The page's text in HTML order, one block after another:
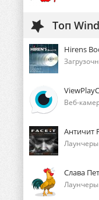
Топ
Hirens
Веб-
Античит
Слава